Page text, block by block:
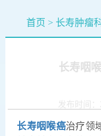
首页 > 长寿肿瘤
长寿咽
发布时间：
长寿咽喉癌治疗领